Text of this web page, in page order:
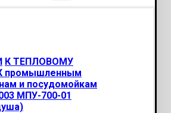
К ТЕПЛОВОМУ
промышленным
и посудомойкам
МПУ-700-01